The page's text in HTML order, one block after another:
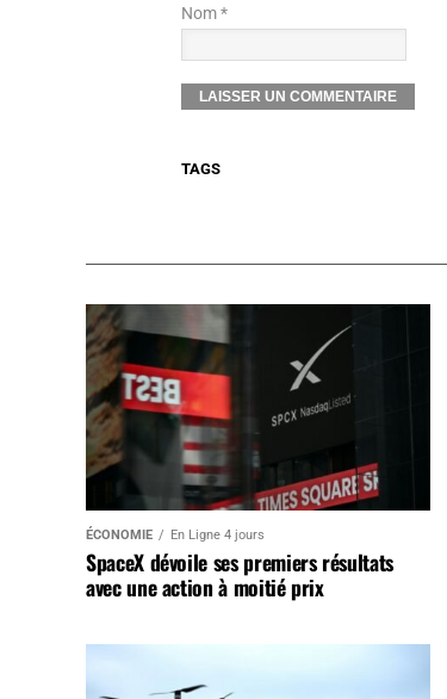
Nom *
TAGS
ÉCONOMIE En Ligne 4 jours
SpaceX dévoile ses premiers résultats
avec une action à moitié prix